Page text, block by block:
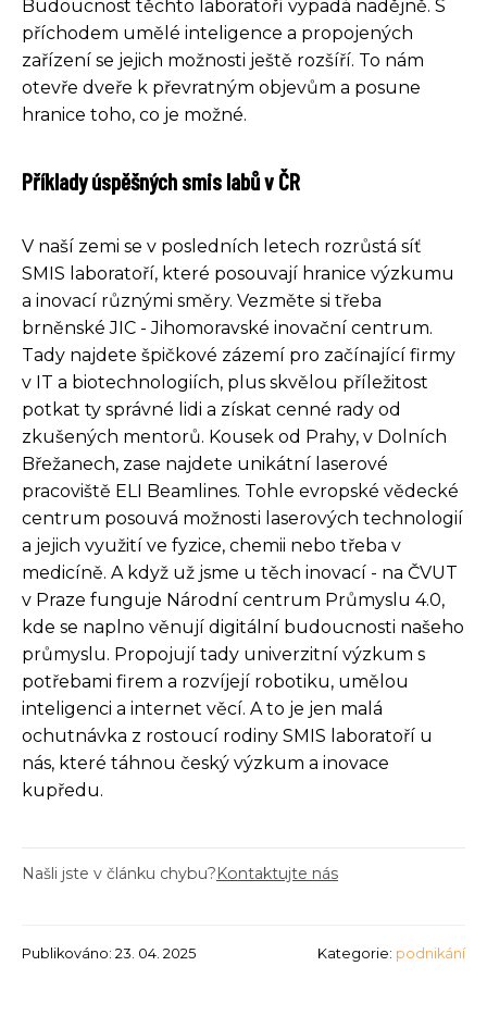
Budoucnost těchto laboratoří vypadá nadějně. S
příchodem umělé inteligence a propojených
zařízení se jejich možnosti ještě rozšíří. To nám
otevře dveře k převratným objevům a posune
hranice toho, co je možné.
Příklady úspěšných smis labů v ČR
V naší zemi se v posledních letech rozrůstá síť
SMIS laboratoří, které posouvají hranice výzkumu
a inovací různými směry. Vezměte si třeba
brněnské JIC - Jihomoravské inovační centrum.
Tady najdete špičkové zázemí pro začínající firmy
v IT a biotechnologiích, plus skvělou příležitost
potkat ty správné lidi a získat cenné rady od
zkušených mentorů. Kousek od Prahy, v Dolních
Břežanech, zase najdete unikátní laserové
pracoviště ELI Beamlines. Tohle evropské vědecké
centrum posouvá možnosti laserových technologií
a jejich využití ve fyzice, chemii nebo třeba v
medicíně. A když už jsme u těch inovací - na ČVUT
v Praze funguje Národní centrum Průmyslu 4.0,
kde se naplno věnují digitální budoucnosti našeho
průmyslu. Propojují tady univerzitní výzkum s
potřebami firem a rozvíjejí robotiku, umělou
inteligenci a internet věcí. A to je jen malá
ochutnávka z rostoucí rodiny SMIS laboratoří u
nás, které táhnou český výzkum a inovace
kupředu.
Našli jste v článku chybu?Kontaktujte nás
Publikováno: 23. 04. 2025 Kategorie: podnikání